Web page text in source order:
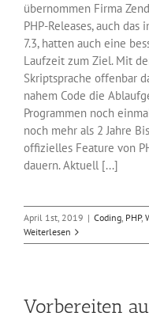
übernommen Firma
PHP-Releases, auch
7.3, hatten auch eine
Laufzeit zum Ziel. Mit
Skriptsprache offenbar
nahem Code die
Programmen noch
noch mehr als 2 Jahre
offizielles Feature von
dauern. Aktuell [...]
April 1st, 2019 | Coding, PHP,
Weiterlesen
Vorbereiten